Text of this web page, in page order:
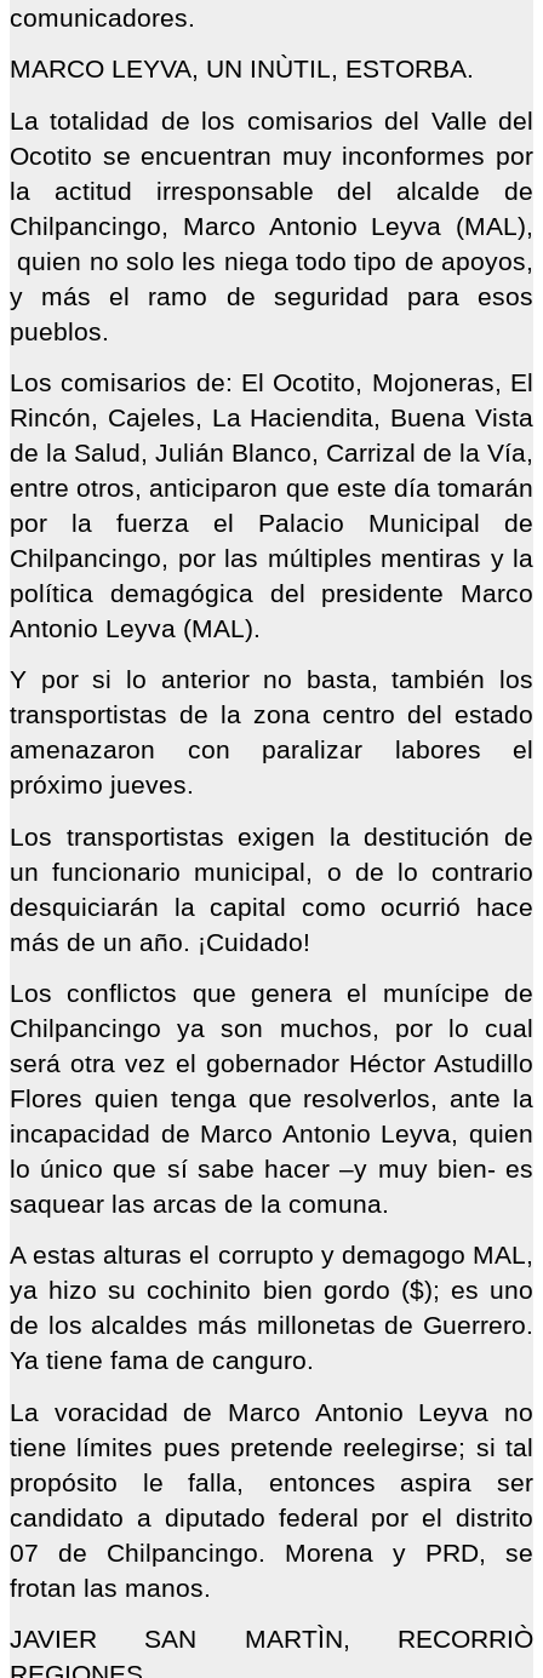
comunicadores.
MARCO LEYVA, UN INÙTIL, ESTORBA.
La totalidad de los comisarios del Valle del
Ocotito se encuentran muy inconformes por
la actitud irresponsable del alcalde de
Chilpancingo, Marco Antonio Leyva (MAL),
quien no solo les niega todo tipo de apoyos,
y más el ramo de seguridad para esos
pueblos.
Los comisarios de: El Ocotito, Mojoneras, El
Rincón, Cajeles, La Haciendita, Buena Vista
de la Salud, Julián Blanco, Carrizal de la Vía,
entre otros, anticiparon que este día tomarán
por la fuerza el Palacio Municipal de
Chilpancingo, por las múltiples mentiras y la
política demagógica del presidente Marco
Antonio Leyva (MAL).
Y por si lo anterior no basta, también los
transportistas de la zona centro del estado
amenazaron con paralizar labores el
próximo jueves.
Los transportistas exigen la destitución de
un funcionario municipal, o de lo contrario
desquiciarán la capital como ocurrió hace
más de un año. ¡Cuidado!
Los conflictos que genera el munícipe de
Chilpancingo ya son muchos, por lo cual
será otra vez el gobernador Héctor Astudillo
Flores quien tenga que resolverlos, ante la
incapacidad de Marco Antonio Leyva, quien
lo único que sí sabe hacer –y muy bien- es
saquear las arcas de la comuna.
A estas alturas el corrupto y demagogo MAL,
ya hizo su cochinito bien gordo ($); es uno
de los alcaldes más millonetas de Guerrero.
Ya tiene fama de canguro.
La voracidad de Marco Antonio Leyva no
tiene límites pues pretende reelegirse; si tal
propósito le falla, entonces aspira ser
candidato a diputado federal por el distrito
07 de Chilpancingo. Morena y PRD, se
frotan las manos.
JAVIER SAN MARTÌN, RECORRIÒ